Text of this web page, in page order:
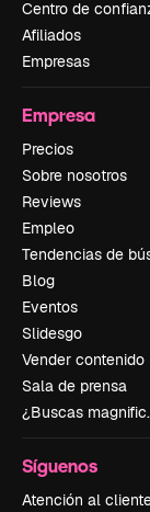
Centro de
Afiliados
Empresas
Empresa
Precios
Sobre nosotros
Reviews
Empleo
Tendencias de
Blog
Eventos
Slidesgo
Vender contenido
Sala de prensa
¿Buscas
Síguenos
Atención al